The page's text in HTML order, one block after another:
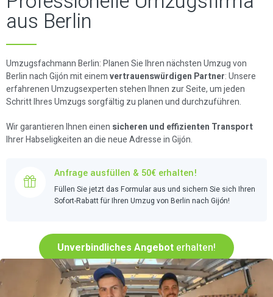
aus Berlin
Umzugsfachmann Berlin: Planen Sie Ihren nächsten Umzug von
Berlin nach Gijón mit einemvertrauenswürdigen Partner: Unsere
erfahrenen Umzugsexperten stehen Ihnen zur Seite, um jeden
Schritt Ihres Umzugs sorgfältig zu planen und durchzuführen.
Wir garantieren Ihnen einen sicheren und effizienten Transport
Ihrer Habseligkeiten an die neue Adresse in Gijón.
Anfrage ausfüllen & 50€ erhalten!
Füllen Sie jetzt das Formular aus und sichern Sie sich Ihren
Sofort-Rabatt für Ihren Umzug von Berlin nach Gijón!
Unverbindliches Angebot erhalten!